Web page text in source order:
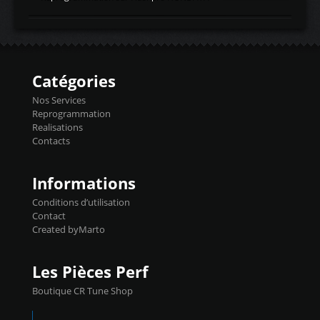
d'admissiontemp ex. pour atmo -30- 80°C
temperaturetemperature ldr moteurtemp
Injecteurs + Flashpro 1370€ TTC Le
précise et performante. Vous pourrez
basculer de la carto sans plomb à Ethanol à
l'aide du flashpro OPTION ECONOMIQUES
Reprog SP 98 sur le calculateur d'origine
450€ TTC Un gain d'environ 10cv et 15nm
Catégories
Nos Services
Reprogrammation
Realisations
Contacts
Informations
Conditions d’utilisation
Contact
Created byMarto
Les Pièces Perf
Boutique CR Tune Shop